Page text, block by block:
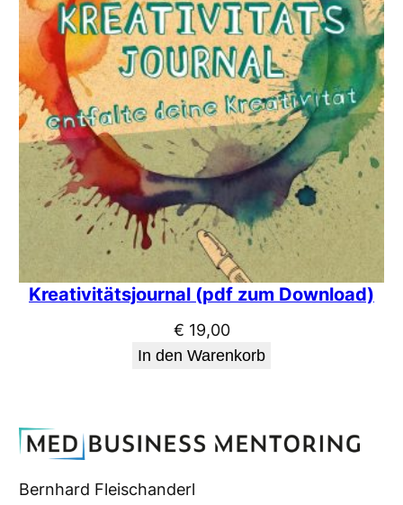
Kreativitätsjournal (pdf zum Download)
€ 19,00
In den Warenkorb
Bernhard Fleischanderl